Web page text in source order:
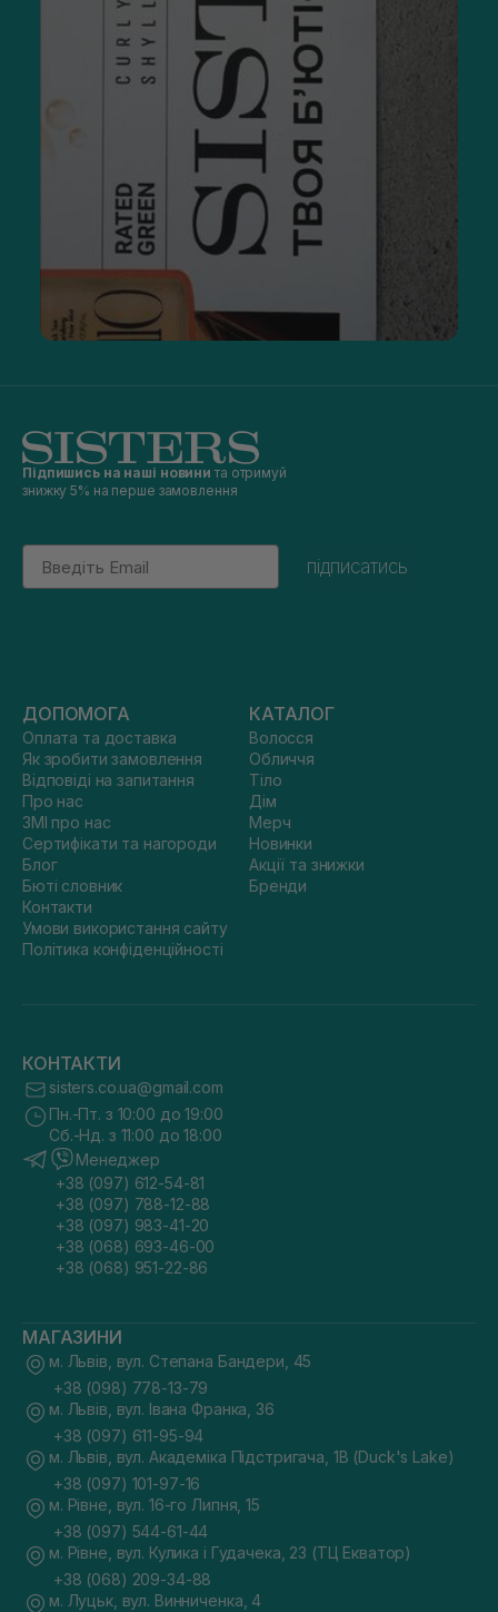
Підпишись на наші новини та отримуй
знижку 5% на перше замовлення
Email
підписатись
ДОПОМОГА
Оплата та доставка
Як зробити замовлення
Відповіді на запитання
Про нас
ЗМІ про нас
Сертифікати та нагороди
Блог
Бюті словник
Контакти
Умови використання сайту
Політика конфіденційності
КАТАЛОГ
Волосся
Обличчя
Тіло
Дім
Мерч
Новинки
Акції та знижки
Бренди
КОНТАКТИ
sisters.co.ua@gmail.com
Пн.-Пт. з 10:00 до 19:00
Сб.-Нд. з 11:00 до 18:00
Менеджер
+38 (097) 612-54-81
+38 (097) 788-12-88
+38 (097) 983-41-20
+38 (068) 693-46-00
+38 (068) 951-22-86
МАГАЗИНИ
м. Львів, вул. Степана Бандери, 45
+38 (098) 778-13-79
м. Львів, вул. Івана Франка, 36
+38 (097) 611-95-94
м. Львів, вул. Академіка Підстригача, 1В (Duck's Lake)
+38 (097) 101-97-16
м. Рівне, вул. 16-го Липня, 15
+38 (097) 544-61-44
м. Рівне, вул. Кулика і Гудачека, 23 (ТЦ Екватор)
+38 (068) 209-34-88
м. Луцьк, вул. Винниченка, 4